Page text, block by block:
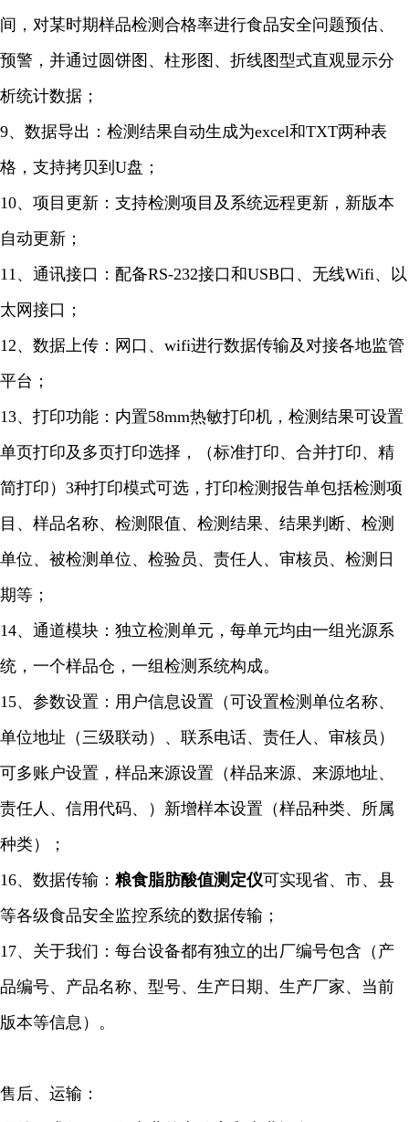
间，对某时期样品检测合格率进行食品安全问题预估、
预警，并通过圆饼图、柱形图、折线图型式直观显示分
析统计数据；
9、数据导出：检测结果自动生成为excel和TXT两种表
格，支持拷贝到U盘；
10、项目更新：支持检测项目及系统远程更新，新版本
自动更新；
11、通讯接口：配备RS-232接口和USB口、无线Wifi、以
太网接口；
12、数据上传：网口、wifi进行数据传输及对接各地监管
平台；
13、打印功能：内置58mm热敏打印机，检测结果可设置
单页打印及多页打印选择，（标准打印、合并打印、精
简打印）3种打印模式可选，打印检测报告单包括检测项
目、样品名称、检测限值、检测结果、结果判断、检测
单位、被检测单位、检验员、责任人、审核员、检测日
期等；
14、通道模块：独立检测单元，每单元均由一组光源系
统，一个样品仓，一组检测系统构成。
15、参数设置：用户信息设置（可设置检测单位名称、
单位地址（三级联动）、联系电话、责任人、审核员）
可多账户设置，样品来源设置（样品来源、来源地址、
责任人、信用代码、）新增样本设置（样品种类、所属
种类）；
16、数据传输： 粮食脂肪酸值测定仪可实现省、市、县
等各级食品安全监控系统的数据传输；
17、关于我们：每台设备都有独立的出厂编号包含（产
品编号、产品名称、型号、生产日期、生产厂家、当前
版本等信息）。
售后、运输：